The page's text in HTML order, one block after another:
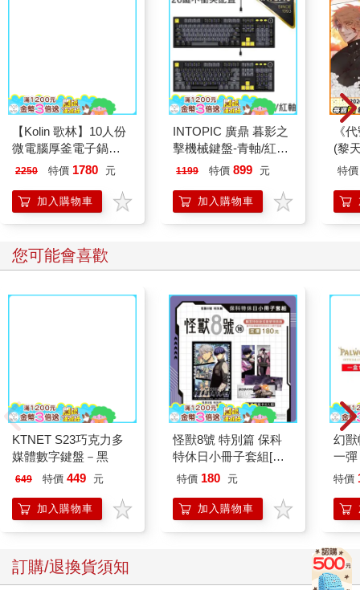
平野與鍵浦(２)
85 折 特價 111 元
加入購物車
小林家的龍女僕(17)限
定版
79 折 特價 158 元
加入購物車
平
85 折
其他人也看
因與聿．案簿錄（漫
畫）1：水漬【加贈特
典明信片．漣漪】
79 折 特價 221 元
加入購物車
GIVEN被贈與的未來
(04)
85 折 特價 119
加入購物車
難
嗎
79 折
您可能也需要